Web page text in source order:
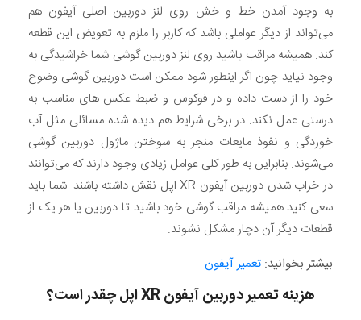
به وجود آمدن خط و خش روی لنز دوربین اصلی آیفون هم
می‌تواند از دیگر عواملی باشد که کاربر را ملزم به تعویض این قطعه
کند. همیشه مراقب باشید روی لنز دوربین گوشی شما خراشیدگی به
وجود نیاید چون اگر اینطور شود ممکن است دوربین گوشی وضوح
خود را از دست داده و در فوکوس و ضبط عکس های مناسب به
درستی عمل نکند. در برخی شرایط هم دیده شده مسائلی مثل آب
خوردگی و نفوذ مایعات منجر به سوختن ماژول دوربین گوشی
می‌شوند. بنابراین به طور کلی عوامل زیادی وجود دارند که می‌توانند
در خراب شدن دوربین آیفون XR اپل نقش داشته باشند. شما باید
سعی کنید همیشه مراقب گوشی خود باشید تا دوربین یا هر یک از
قطعات دیگر آن دچار مشکل نشوند.
بیشتر بخوانید: تعمیر آیفون
هزینه تعمیر دوربین آیفونXRاپل چقدر است؟